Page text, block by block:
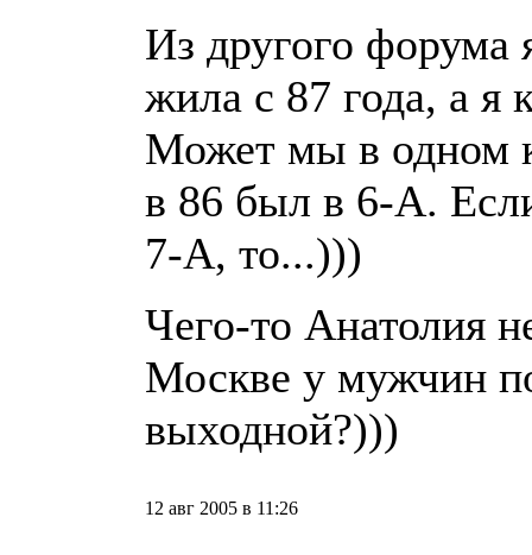
Из другого форума
жила с 87 года, а я
Может мы в одном
в 86 был в 6-А.
7-А, то...)))
Чего-то Анатолия
Москве у мужчин
выходной?)))
12 авг 2005 в 11:26